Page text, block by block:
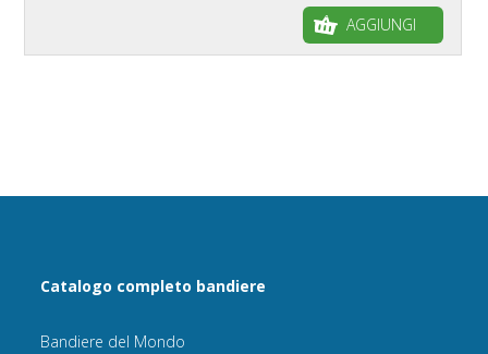
AGGIUNGI
Catalogo completo bandiere
Bandiere del Mondo